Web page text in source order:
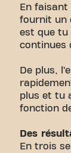
En
fournit un
est que tu
continues
De plus,
plus et tu
fonction
Des
En trois